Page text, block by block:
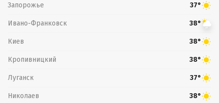
Запорожье 37°
Ивано-Франковск 38°
Киев 38°
Кропивницкий 38°
Луганск 37°
Николаев 38°